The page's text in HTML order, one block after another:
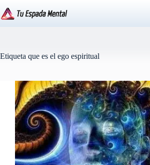
al
contenido
Etiqueta que es el ego espiritual